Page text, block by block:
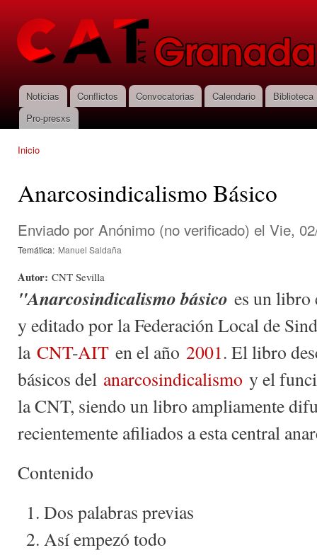
CNT-AIT
Granada
Menú principal
Noticias Conflictos Convocatorias Calendario
Biblioteca
Pro-presxs
Inicio
Anarcosindicalismo Básico
Enviado por Anónimo (no verificado) el Vie,
Temática: Manuel Saldaña
Autor: CNT Sevilla
"Anarcosindicalismo básico es un libro
y editado por la Federación Local de
la CNT-AIT en el año 2001. El libro
básicos del anarcosindicalismo y el
la CNT, siendo un libro ampliamente
recientemente afiliados a esta central
Contenido
Dos palabras previas
Así empezó todo